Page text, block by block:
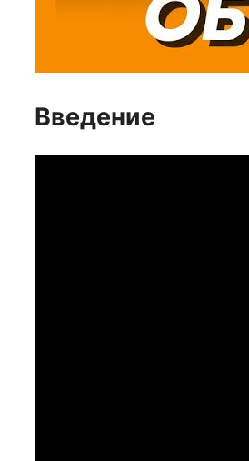
Введение